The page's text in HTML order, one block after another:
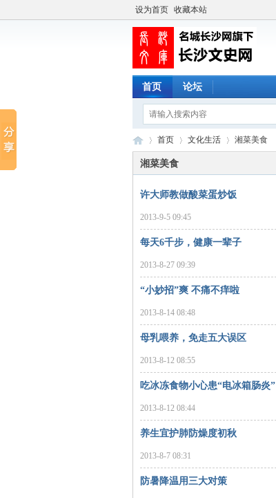
设为首页 收藏本站
首页 论坛
沙
文
›
首页
›
文化生活
›
湘菜美食
湘菜美食
许大师教做酸菜蛋炒饭
2013-9-5 09:45
每天6千步，健康一辈子
2013-8-27 09:39
“小妙招”爽 不痛不痒啦
2013-8-14 08:48
母乳喂养，免走五大误区
2013-8-12 08:55
吃冰冻食物小心患“电冰箱肠炎”
2013-8-12 08:44
养生宜护肺防燥度初秋
2013-8-7 08:31
防暑降温用三大对策